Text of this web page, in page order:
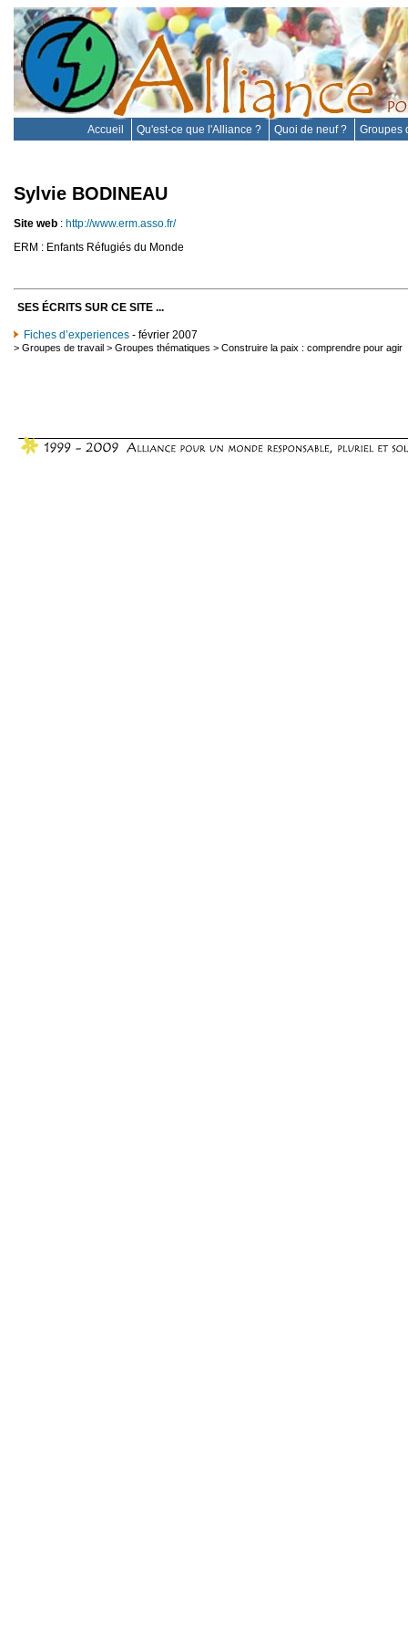
Accueil Qu'est-ce que l'Alliance ? Quoi de neuf ? Groupes
Sylvie BODINEAU
Site web : http://www.erm.asso.fr/
ERM : Enfants Réfugiés du Monde
SES ÉCRITS SUR CE SITE ...
Fiches d’experiences - février 2007
> Groupes de travail > Groupes thématiques > Construire la paix : comprendre pour agir